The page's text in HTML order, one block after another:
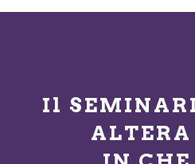
Il
ALTERA